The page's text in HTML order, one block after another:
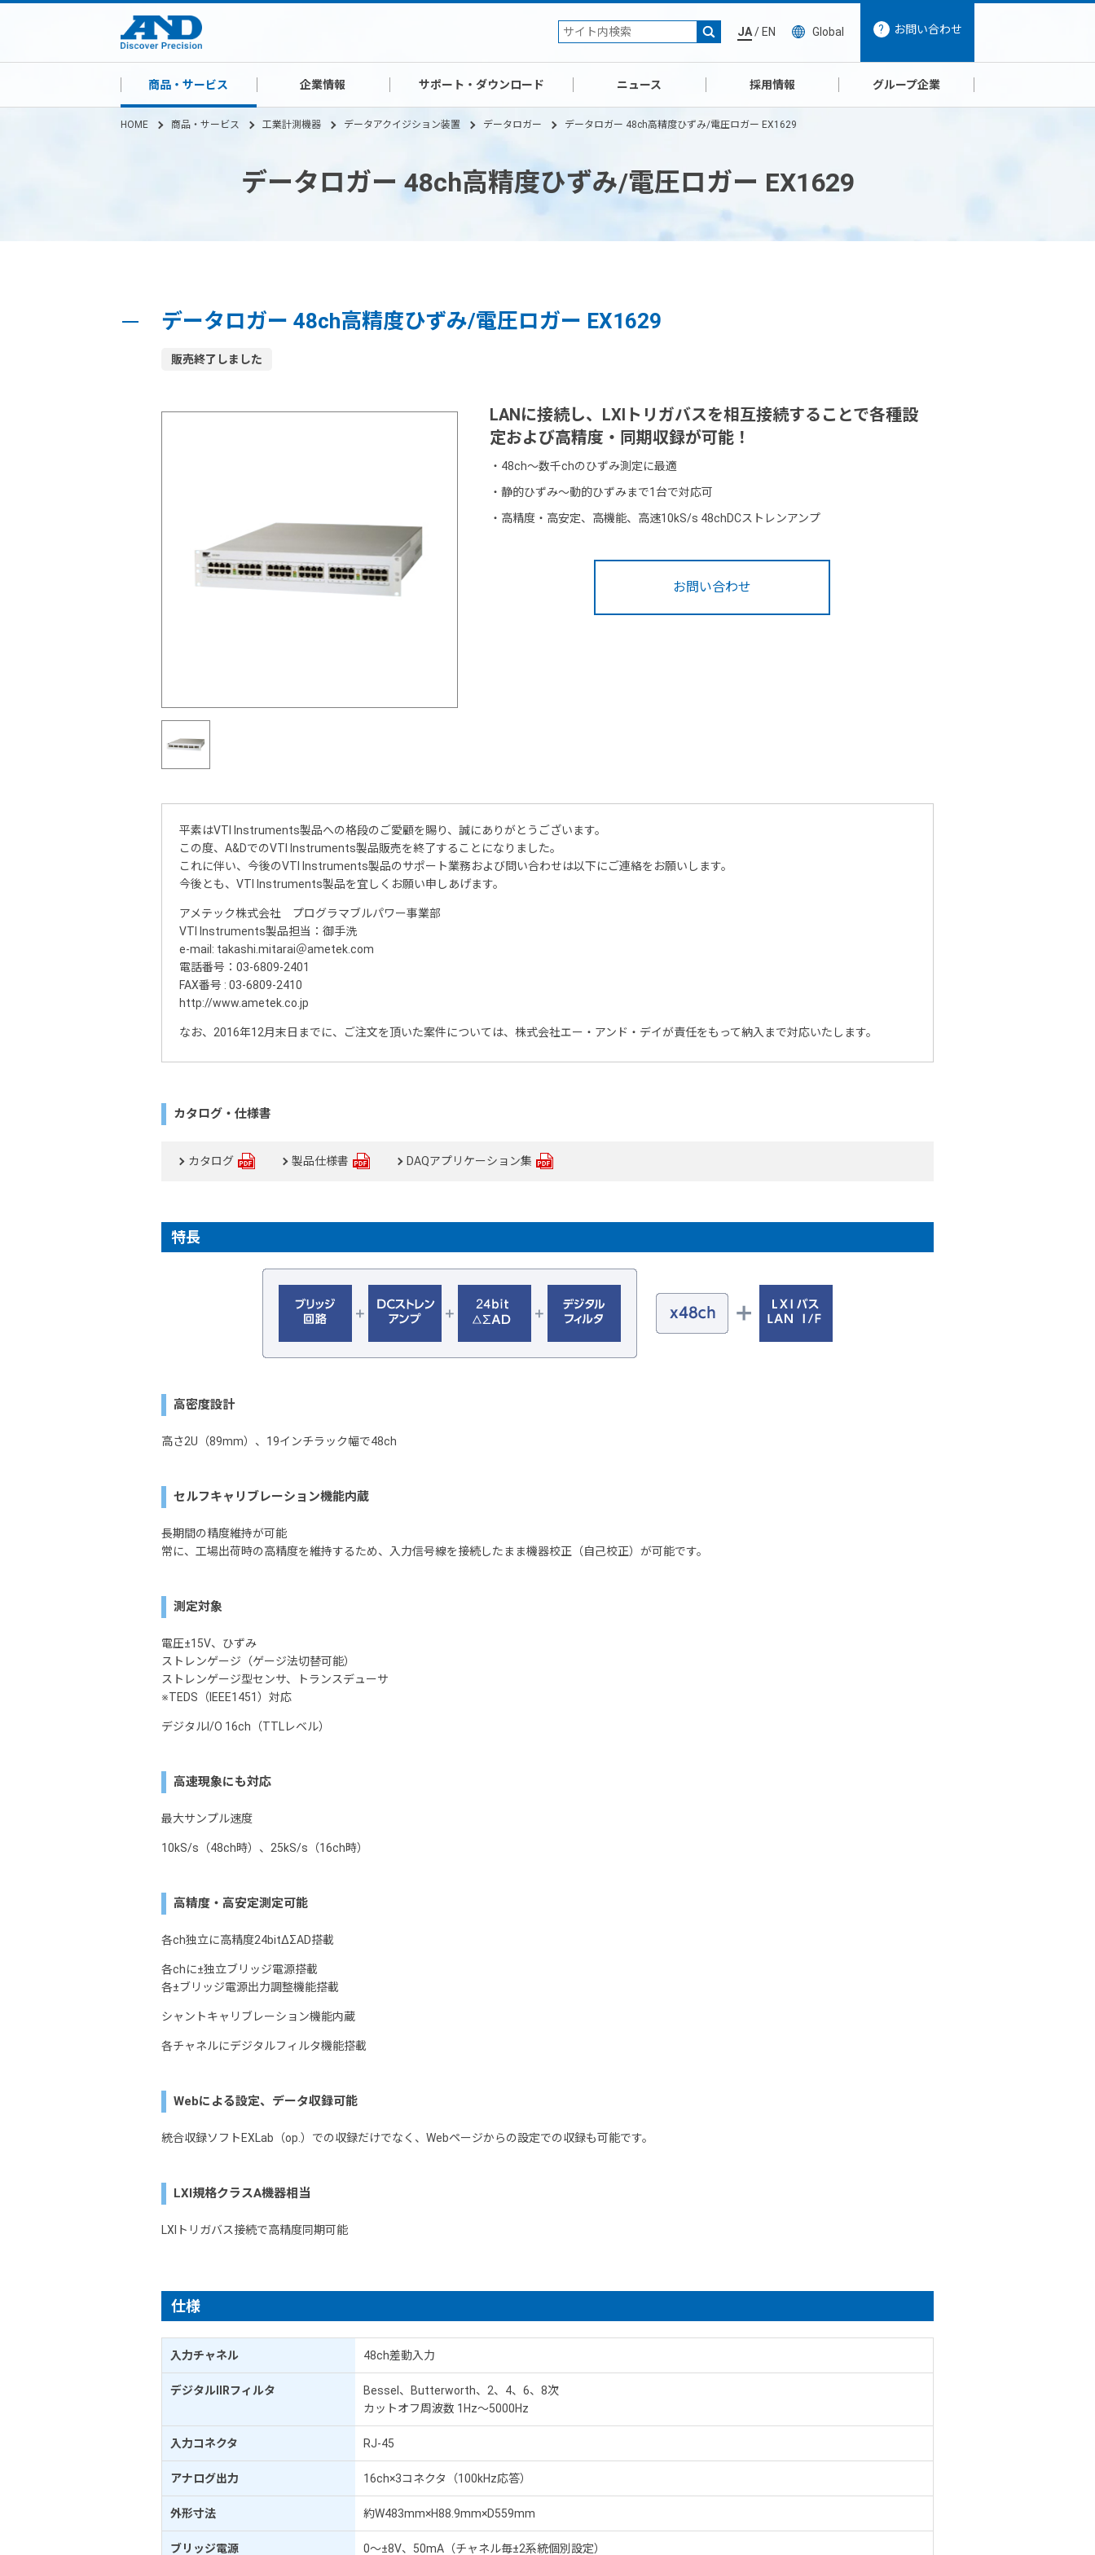
JA/ EN Global お問い合わせ
商品・サービス 企業情報 サポート・ダウンロード ニュース 採用情報 グループ企業
HOME 商品・サービス 工業計測機器 データアクイジション装置 データロガー データロガー 48ch高精度ひずみ/電圧ロガー EX1629
データロガー 48ch高精度ひずみ/電圧ロガー EX1629
データロガー 48ch高精度ひずみ/電圧ロガー EX1629
販売終了しました
LANに接続し、LXIトリガバスを相互接続することで各種設
定および高精度・同期収録が可能！
・ 48ch〜数千chのひずみ測定に最適
・ 静的ひずみ〜動的ひずみまで1台で対応可
・ 高精度・高安定、高機能、高速10kS/s 48chDCストレンアンプ
お問い合わせ
平素はVTI Instruments製品への格段のご愛顧を賜り、誠にありがとうございます。
この度、A&DでのVTI Instruments製品販売を終了することになりました。
これに伴い、今後のVTI Instruments製品のサポート業務および問い合わせは以下にご連絡をお願いします。
今後とも、VTI Instruments製品を宜しくお願い申しあげます。
アメテック株式会社 プログラマブルパワー事業部
VTI Instruments製品担当：御手洗
e-mail: takashi.mitarai＠ametek.com
電話番号：03-6809-2401
FAX番号 : 03-6809-2410
http://www.ametek.co.jp
なお、2016年12月末日までに、ご注文を頂いた案件については、株式会社エー・アンド・デイが責任をもって納入まで対応いたします。
カタログ・仕様書
カタログ 製品仕様書 DAQアプリケーション集
特長
高密度設計
高さ2U（89mm）、19インチラック幅で48ch
セルフキャリブレーション機能内蔵
長期間の精度維持が可能
常に、工場出荷時の高精度を維持するため、入力信号線を接続したまま機器校正（自己校正）が可能です。
測定対象
電圧±15V、ひずみ
ストレンゲージ（ゲージ法切替可能）
ストレンゲージ型センサ、トランスデューサ
※TEDS（IEEE1451）対応
デジタルI/O 16ch（TTLレベル）
高速現象にも対応
最大サンプル速度
10kS/s（48ch時）、25kS/s（16ch時）
高精度・高安定測定可能
各ch独立に高精度24bitΔΣAD搭載
各chに±独立ブリッジ電源搭載
各±ブリッジ電源出力調整機能搭載
シャントキャリブレーション機能内蔵
各チャネルにデジタルフィルタ機能搭載
Webによる設定、データ収録可能
統合収録ソフトEXLab（op.）での収録だけでなく、Webページからの設定での収録も可能です。
LXI規格クラスA機器相当
LXIトリガバス接続で高精度同期可能
仕様
入力チャネル 48ch差動入力
デジタルIIRフィルタ
Bessel、Butterworth、2、4、6、8次
カットオフ周波数 1Hz〜5000Hz
入力コネクタ RJ-45
アナログ出力 16ch×3コネクタ（100kHz応答）
外形寸法 約W483mm×H88.9mm×D559mm
ブリッジ電源
0〜±8V、50mA（チャネル毎±2系統個別設定）